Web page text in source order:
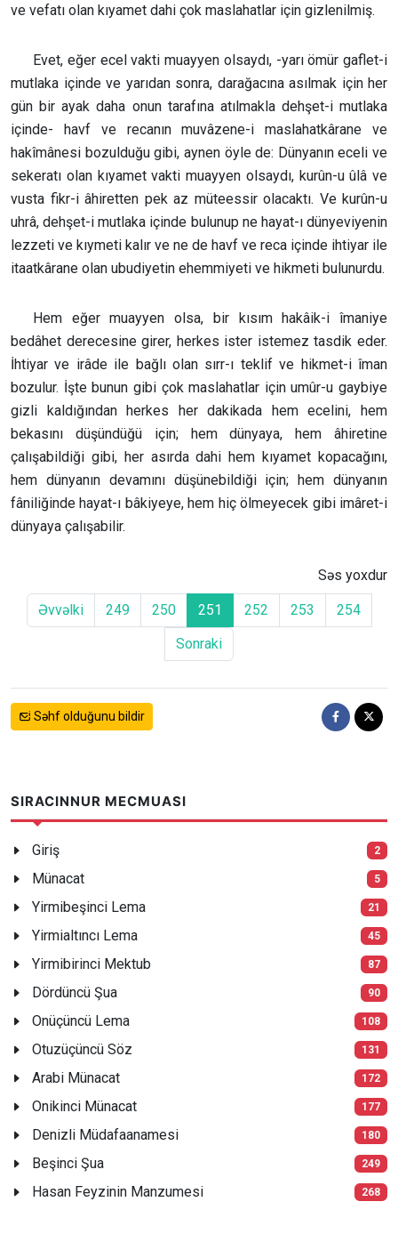
ve vefatı olan kıyamet dahi çok maslahatlar için gizlenilmiş.
Evet, eğer ecel vakti muayyen olsaydı, -yarı ömür gaflet-i
mutlaka içinde ve yarıdan sonra, darağacına asılmak için her
gün bir ayak daha onun tarafına atılmakla dehşet-i mutlaka
içinde- havf ve recanın muvâzene-i maslahatkârane ve
hakîmânesi bozulduğu gibi, aynen öyle de: Dünyanın eceli ve
sekeratı olan kıyamet vakti muayyen olsaydı, kurûn-u ûlâ ve
vusta fikr-i âhiretten pek az müteessir olacaktı. Ve kurûn-u
uhrâ, dehşet-i mutlaka içinde bulunup ne hayat-ı dünyeviyenin
lezzeti ve kıymeti kalır ve ne de havf ve reca içinde ihtiyar ile
itaatkârane olan ubudiyetin ehemmiyeti ve hikmeti bulunurdu.
Hem eğer muayyen olsa, bir kısım hakâik-i îmaniye
bedâhet derecesine girer, herkes ister istemez tasdik eder.
İhtiyar ve irâde ile bağlı olan sırr-ı teklif ve hikmet-i îman
bozulur. İşte bunun gibi çok maslahatlar için umûr-u gaybiye
gizli kaldığından herkes her dakikada hem ecelini, hem
bekasını düşündüğü için; hem dünyaya, hem âhiretine
çalışabildiği gibi, her asırda dahi hem kıyamet kopacağını,
hem dünyanın devamını düşünebildiği için; hem dünyanın
fâniliğinde hayat-ı bâkiyeye, hem hiç ölmeyecek gibi imâret-i
dünyaya çalışabilir.
Səs yoxdur
Əvvəlki 249 250 251 252 253
254
Sonraki
Səhf olduğunu bildir
SIRACINNUR MECMUASI
Giriş 2
Münacat 5
Yirmibeşinci Lema 21
Yirmialtıncı Lema 45
Yirmibirinci Mektub 87
Dördüncü Şua 90
Onüçüncü Lema 108
Otuzüçüncü Söz 131
Arabi Münacat 172
Onikinci Münacat 177
Denizli Müdafaanamesi 180
Beşinci Şua 249
Hasan Feyzinin Manzumesi 268